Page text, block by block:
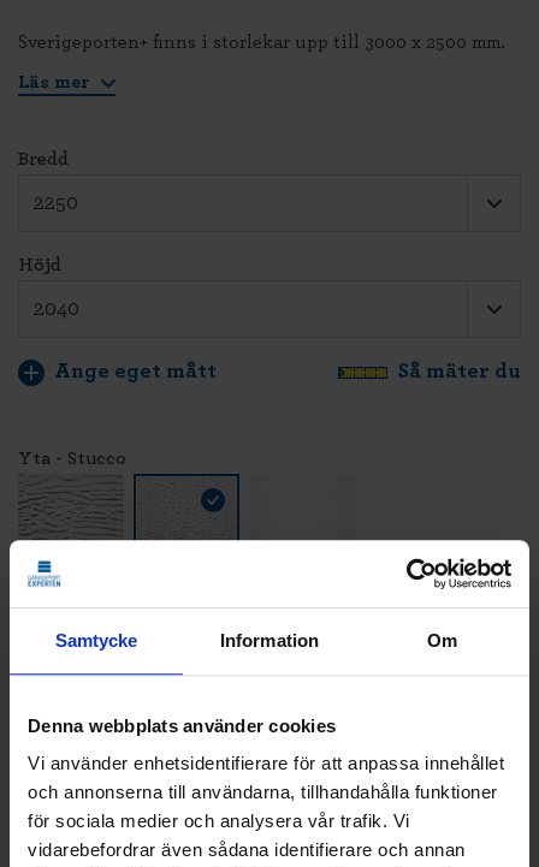
Samtycke Information Om
Denna webbplats använder cookies
Vi använder enhetsidentifierare för att anpassa innehållet
och annonserna till användarna, tillhandahålla funktioner
för sociala medier och analysera vår trafik. Vi
vidarebefordrar även sådana identifierare och annan
Sverigeporten+ finns i storlekar upp till 3000 x 2500 mm.
Läs mer
Bredd
Höjd
Ange eget mått Så mäter du
Yta - Stucco
Färg - Vit - RAL 9016
LÄGG TILL
STANDARDMONTAGE
Vi monterar och CE-märker din nya port.
Den gamla tar vi med och återvinner åt dig.